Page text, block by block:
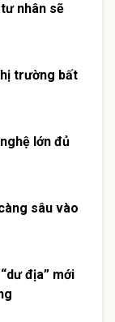
nhân sẽ
trường bất
lớn đủ
sâu vào
địa” mới